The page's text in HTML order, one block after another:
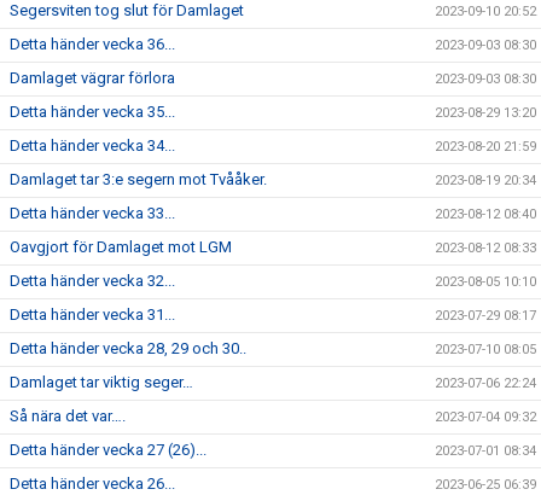
Segersviten tog slut för Damlaget 2023-09-10 20:52
Detta händer vecka 36... 2023-09-03 08:30
Damlaget vägrar förlora 2023-09-03 08:30
Detta händer vecka 35... 2023-08-29 13:20
Detta händer vecka 34... 2023-08-20 21:59
Damlaget tar 3:e segern mot Tvååker. 2023-08-19 20:34
Detta händer vecka 33... 2023-08-12 08:40
Oavgjort för Damlaget mot LGM 2023-08-12 08:33
Detta händer vecka 32... 2023-08-05 10:10
Detta händer vecka 31... 2023-07-29 08:17
Detta händer vecka 28, 29 och 30.. 2023-07-10 08:05
Damlaget tar viktig seger… 2023-07-06 22:24
Så nära det var…. 2023-07-04 09:32
Detta händer vecka 27 (26)... 2023-07-01 08:34
Detta händer vecka 26... 2023-06-25 06:39